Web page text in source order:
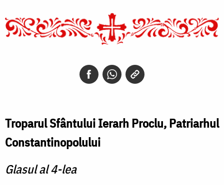
Troparul Sfântului Ierarh Proclu, Patriarhul
Constantinopolului
Glasul al 4-lea